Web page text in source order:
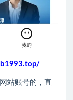
站账号的，直